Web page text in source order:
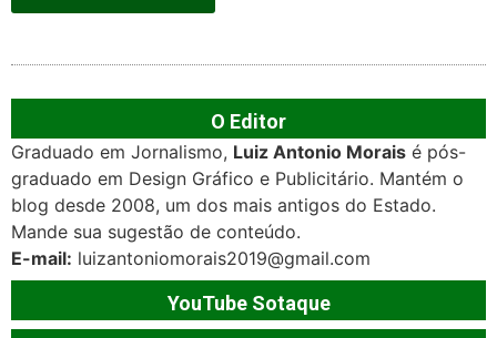
O Editor
Graduado em Jornalismo, Luiz Antonio Morais é pós-
graduado em Design Gráfico e Publicitário. Mantém o
blog desde 2008, um dos mais antigos do Estado.
Mande sua sugestão de conteúdo.
E-mail: luizantoniomorais2019@gmail.com
YouTube Sotaque